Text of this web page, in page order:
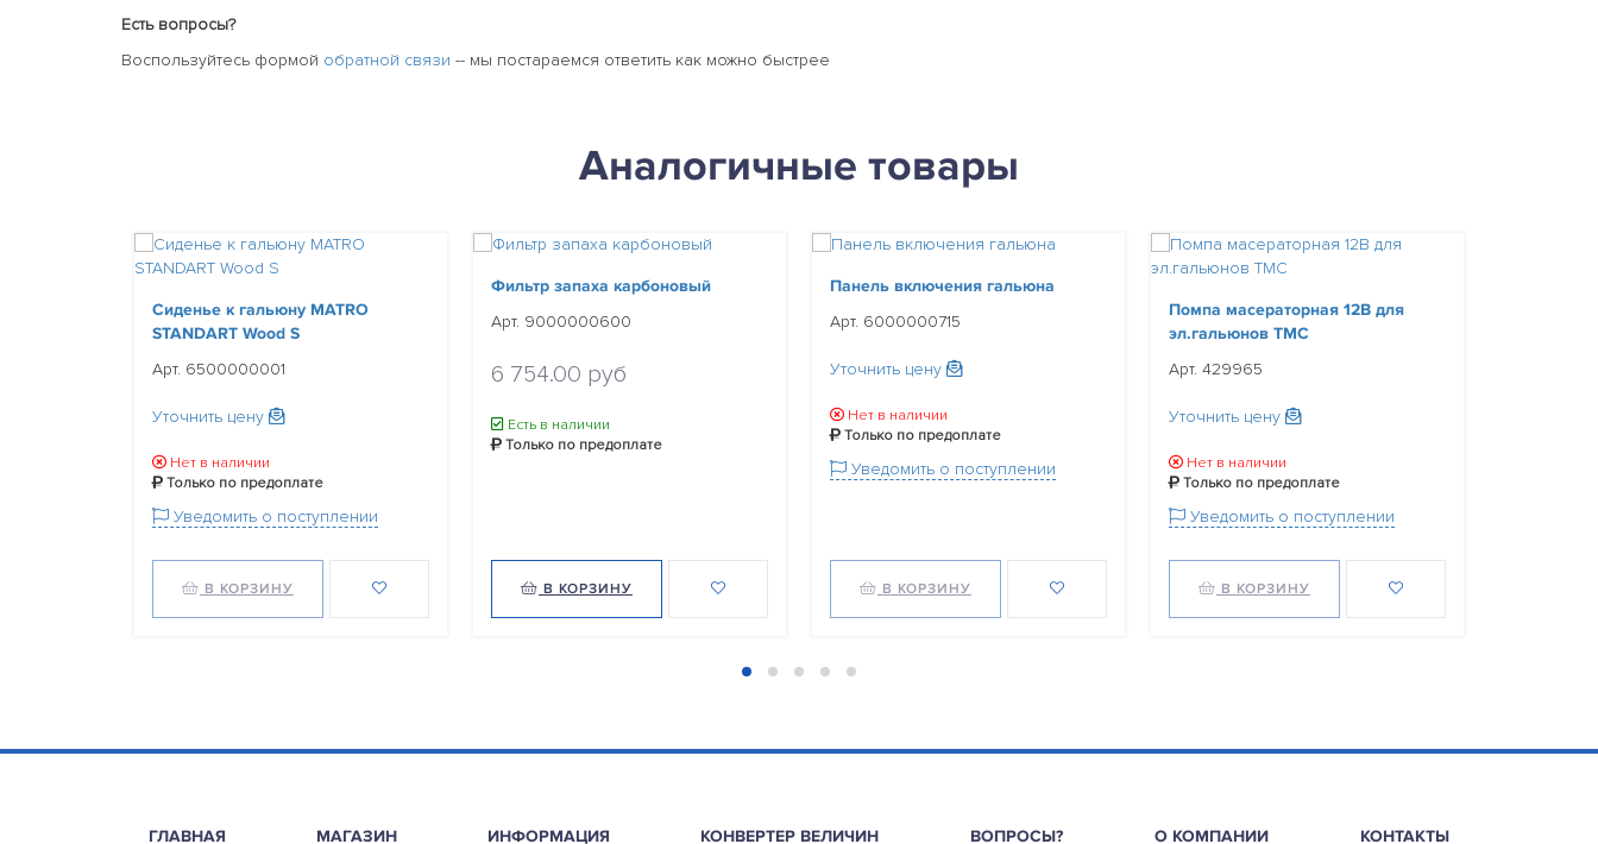
Есть вопросы?
Воспользуйтесь формой обратной связи -- мы постараемся ответить как можно быстрее
Аналогичные товары
Сиденье к гальюну MATRO
STANDART Wood S
Арт. 6500000001
Уточнить цену
Нет в наличии
Только по предоплате
Уведомить о поступлении
В КОРЗИНУ
Фильтр запаха карбоновый
Арт. 9000000600
6 754.00 руб
Есть в наличии
Только по предоплате
В КОРЗИНУ
Панель включения гальюна
Арт. 6000000715
Уточнить цену
Нет в наличии
Только по предоплате
Уведомить о поступлении
В КОРЗИНУ
Помпа масераторная 12В для
эл.гальюнов TMC
Арт. 429965
Уточнить цену
Нет в наличии
Только по предоплате
Уведомить о поступлении
В КОРЗИНУ
ГЛАВНАЯ МАГАЗИН ИНФОРМАЦИЯ КОНВЕРТЕР ВЕЛИЧИН ВОПРОСЫ? О КОМПАНИИ КОНТАКТЫ